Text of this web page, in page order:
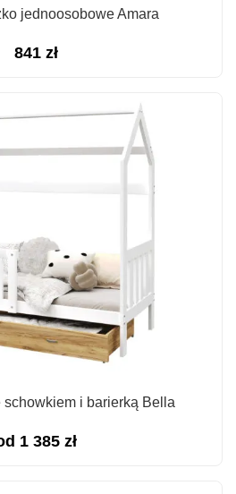
jednoosobowe Amara
841 zł
schowkiem i barierką Bella
1 385 zł